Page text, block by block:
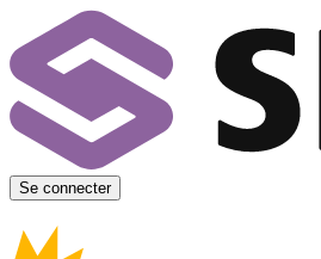
Se connecter